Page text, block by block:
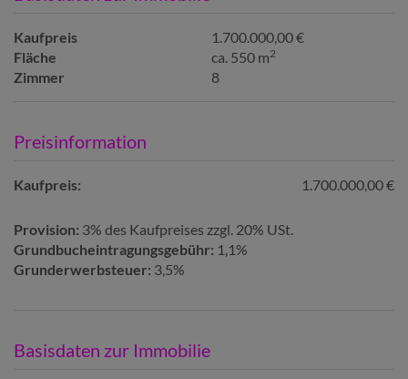
Kaufpreis
1.700.000,00 €
Fläche
ca. 550 m2
Zimmer 8
Preisinformation
Kaufpreis: 1.700.000,00 €
Provision: 3% des Kaufpreises zzgl. 20% USt.
Grundbucheintragungsgebühr: 1,1%
Grunderwerbsteuer: 3,5%
Basisdaten zur Immobilie